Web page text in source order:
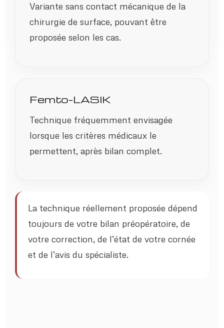
Variante sans contact mécanique de la
chirurgie de surface, pouvant être
proposée selon les cas.
Femto-LASIK
Technique fréquemment envisagée
lorsque les critères médicaux le
permettent, après bilan complet.
La technique réellement proposée dépend
toujours de votre bilan préopératoire, de
votre correction, de l’état de votre cornée
et de l’avis du spécialiste.